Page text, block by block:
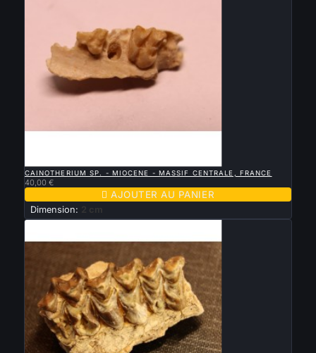
CAINOTHERIUM SP. - MIOCENE - MASSIF CENTRALE, FRANCE
40,00 €
 AJOUTER AU PANIER
Dimension: 2 cm